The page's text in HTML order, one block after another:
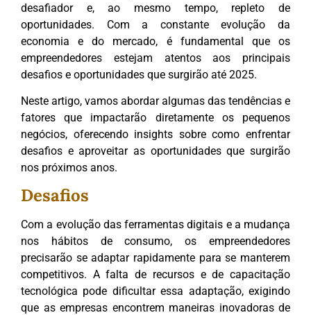
desafiador e, ao mesmo tempo, repleto de
oportunidades. Com a constante evolução da
economia e do mercado, é fundamental que os
empreendedores estejam atentos aos principais
desafios e oportunidades que surgirão até 2025.
Neste artigo, vamos abordar algumas das tendências e
fatores que impactarão diretamente os pequenos
negócios, oferecendo insights sobre como enfrentar
desafios e aproveitar as oportunidades que surgirão
nos próximos anos.
Desafios
Com a evolução das ferramentas digitais e a mudança
nos hábitos de consumo, os empreendedores
precisarão se adaptar rapidamente para se manterem
competitivos. A falta de recursos e de capacitação
tecnológica pode dificultar essa adaptação, exigindo
que as empresas encontrem maneiras inovadoras de